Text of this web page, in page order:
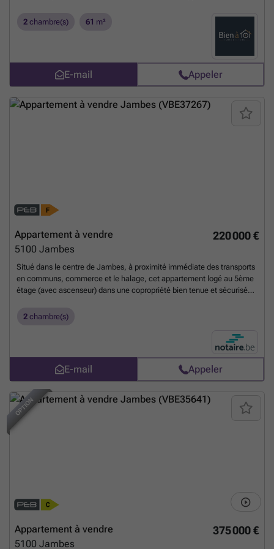
de Namur. Excellent peb: C!
2 chambre(s) 61 m²
E-mail Appeler
220 000 €
Appartement à vendre
5100 Jambes
Situé dans le centre de Jambes, à proximité immédiate des transports
en communs, commerce et le halage, cet appartement logé au 5ème
étage (avec ascenseur) dans une copropriété bien tenue et sécurisée,
balcon, une cuisine équipée, 2 chambres, une salle de bains, une
Renseignements complémentaires et visites sur demande auprès de
2 chambre(s)
E-mail Appeler
OPTION
375 000 €
Appartement à vendre
5100 Jambes